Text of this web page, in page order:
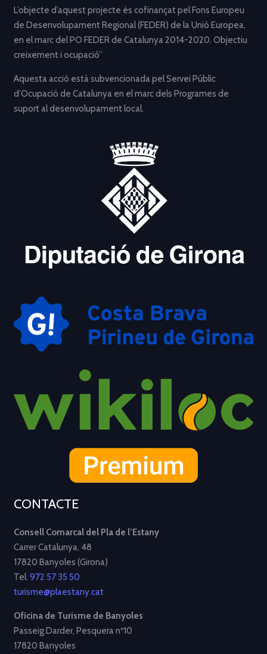
L’objecte d’aquest projecte és cofinançat pel Fons Europeu
de Desenvolupament Regional (FEDER) de la Unió Europea,
en el marc del PO FEDER de Catalunya 2014-2020. Objectiu
creixement i ocupació”
Aquesta acció està subvencionada pel Servei Públic
d’Ocupació de Catalunya en el marc dels Programes de
suport al desenvolupament local.
CONTACTE
Consell Comarcal del Pla de l’Estany
Carrer Catalunya, 48
17820 Banyoles (Girona)
Tel. 972 57 35 50
turisme@plaestany.cat
Oficina de Turisme de Banyoles
Passeig Darder, Pesquera nº10
17820 Banyoles